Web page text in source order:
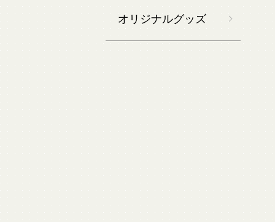
オリジナルグッズ